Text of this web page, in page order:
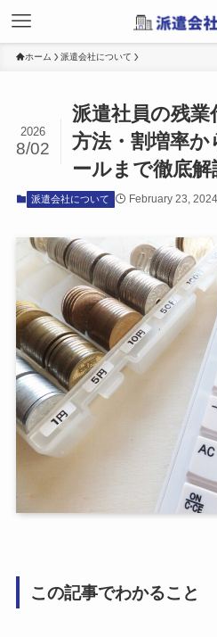
ホーム 派遣会社について
派遣社員の残
方法・割増率
ールまで徹底解
2026
8/02
派遣会社について February 23, 2024
この記事でわかること